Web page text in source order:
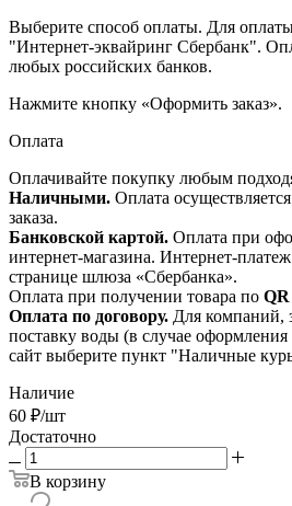
Выберите способ оплаты. Для
"Интернет-эквайринг Сбербанк".
любых российских банков.
Нажмите кнопку «Оформить заказ».
Оплата
Оплачивайте покупку любым
Наличными. Оплата
заказа.
Банковской картой. Оплата при
интернет-магазина. Интернет-
странице шлюза «Сбербанка».
Оплата при получении товара по QR
Оплата по договору. Для компаний,
поставку воды (в случае оформления
сайт выберите пункт "Наличные
Наличие
60 ₽/шт
Достаточно
В корзину